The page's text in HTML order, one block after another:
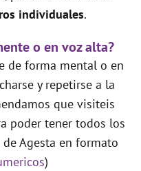
individuales.
o en voz alta?
de forma mental o en
y repetirse a la
que visiteis
poder tener todos los
Agesta en formato
)